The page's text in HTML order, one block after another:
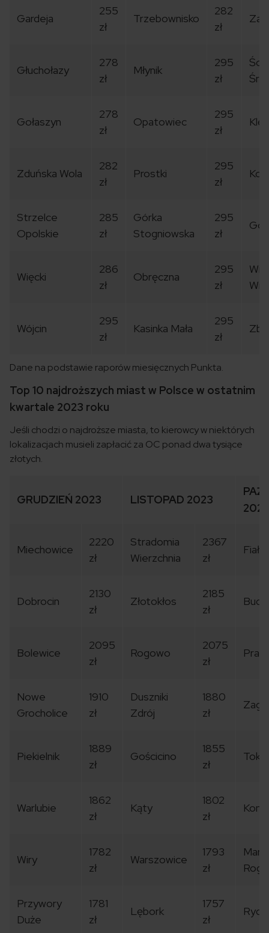
Gardeja
255
zł
Trzebownisko
282
zł
Głuchołazy
278
zł
Młynik
295
zł
Gołaszyn
278
zł
Opatowiec
295
zł
Zduńska Wola
282
zł
Prostki
295
zł
Strzelce
Opolskie
285
zł
Górka
Stogniowska
295
zł
Więcki
286
zł
Obręczna
295
zł
Wójcin
295
zł
Kasinka Mała
295
zł
Dane na podstawie raporów miesięcznych Punkta.
Top 10 najdroższych miast w Polsce w ostatnim
kwartale 2023 roku
Jeśli chodzi o najdroższe miasta, to kierowcy w niektórych
lokalizacjach musieli zapłacić za OC ponad dwa tysiące
złotych.
GRUDZIEŃ 2023 LISTOPAD 2023
2023
Miechowice
2220
zł
Stradomia
Wierzchnia
2367
zł
Dobrocin
2130
zł
Złotokłos
2185
zł
Budy
Bolewice
2095
zł
Rogowo
2075
zł
Nowe
Grocholice
1910
zł
Duszniki
Zdrój
1880
zł
Piekielnik
1889
zł
Gościcino
1855
zł
Warlubie
1862
zł
Kąty
1802
zł
Wiry
1782
zł
Warszowice
1793
zł
Przywory
Duże
1781
zł
Lębork
1757
zł